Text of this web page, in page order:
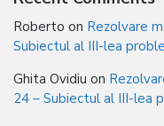
Roberto on Rezolvare
Subiectul al III-lea
Ghita Ovidiu on
24 – Subiectul al III-lea